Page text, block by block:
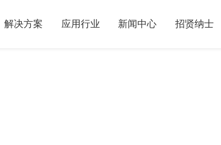
解决方案 应用行业 新闻中心 招贤纳士